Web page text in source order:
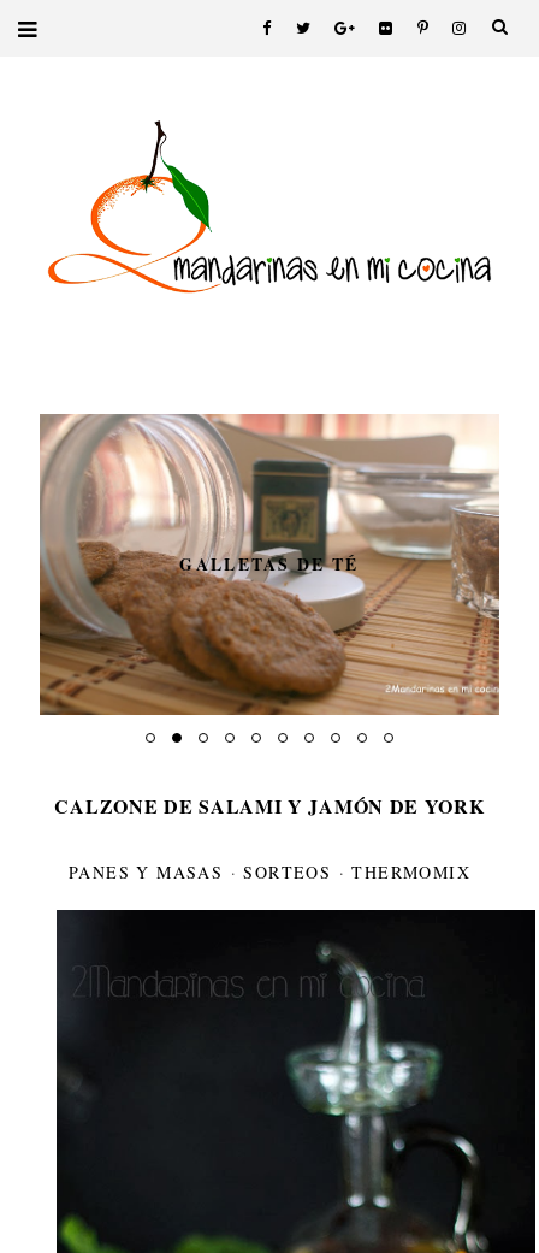
GALLETAS DE TÉ
CALZONE DE SALAMI Y JAMÓN DE YORK
PANES Y MASAS ·SORTEOS ·THERMOMIX